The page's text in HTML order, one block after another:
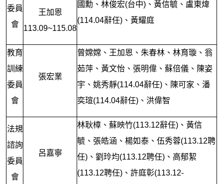
委員
會
王加恩
113.09~115.08
國勳、林俊宏(台中)、黃信毓、盧東煒
(114.04辭任)、黃耀庭
教育
訓練
委員
會
張宏業
曾嫦嫦、王加恩、朱春林、林育璇、翁
茹萍、黃文怡、張明偉、蘇倍儀、陳姿
宇、姚秀靜(114.04辭任)、陳可家、潘
奕瑄(114.04辭任)、洪偉智
法規
諮詢
委員
會
呂嘉寧
林耿樟、蘇映竹(113.12辭任)、黃信
毓、張皓涵、楊如泰、伍秀蓉(113.12聘
任)、劉玲均(113.12聘任)、高郁絜
(113.12聘任)、許庭彰(113.12-